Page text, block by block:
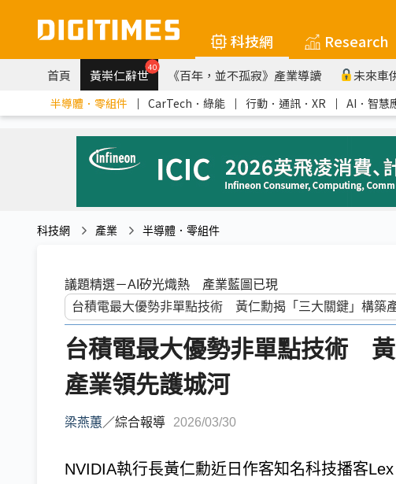
科技網 Research
首頁 黃崇仁辭世40 《百年，並不孤寂》產業導讀 未來車
半導體．零組件 ｜ CarTech．綠能 ｜ 行動．通訊．XR ｜ AI．智慧
科技網 產業 半導體．零組件
議題精選－AI矽光熾熱 產業藍圖已現
台積電最大優勢非單點技術
產業領先護城河
梁燕蕙 ／綜合報導 2026/03/30
NVIDIA執行長黃仁勳近日作客知名科技播客